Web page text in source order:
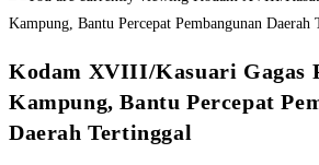
Kodam XVIII/Kasuari Gagas
Kampung, Bantu Percepat
Daerah Tertinggal